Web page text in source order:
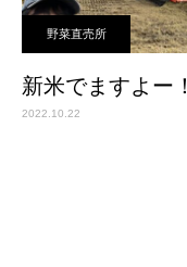
野菜直売所
新米でますよー！
2022.10.22